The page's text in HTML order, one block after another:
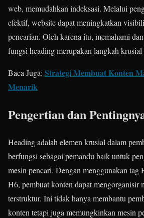
web, memudahkan indeksasi. Melalui
efektif, website dapat meningkatkan
pencarian. Oleh karena itu, memahami
fungsi heading merupakan langkah
Baca Juga: Strategi Membuat Konten
Menarik
Pengertian dan
Heading adalah elemen krusial dalam
berfungsi sebagai pemandu baik untuk
mesin pencari. Dengan menggunakan
H6, pembuat konten dapat mengorganisir
terstruktur. Ini tidak hanya membantu
konten tetapi juga memungkinkan mesin